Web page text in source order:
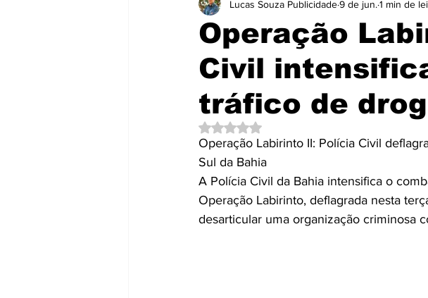
Notícias Brasil Cidades
Curtas e Rápidas Educação Emprego
Mensagens Mundo
Publicidade e Eventos. Saúde Tecnologia
Operação
Civil
tráfico de
Lucas Souza Publicidade9 de jun. 1 min de
Avaliado com NaN de 5 estrelas.
Operação Labirinto II: Polícia Civil
Sul da Bahia
A Polícia Civil da Bahia intensifica o
Operação Labirinto, deflagrada nesta
desarticular uma organização criminosa